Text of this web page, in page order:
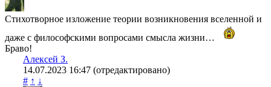
Стихотворное изложение теории возникновения вселенной и
даже с философскими вопросами смысла жизни…
Браво!
Алексей З.
14.07.2023 16:47 (отредактировано)
# ↑ ↓